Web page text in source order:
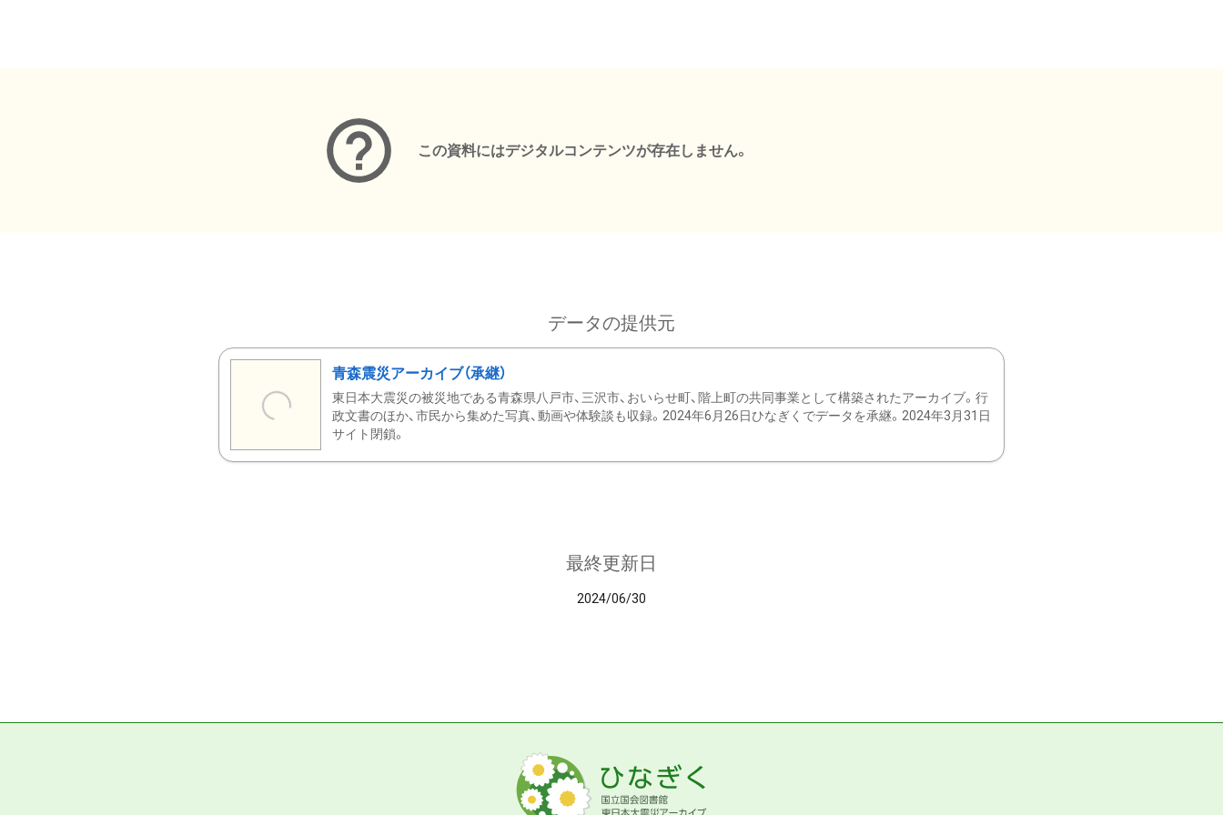
この資料にはデジタルコンテンツが存在しません。
データの提供元
青森震災アーカイブ（承継）
東日本大震災の被災地である青森県八戸市、三沢市、おいらせ町、階上町の共同事業として構築されたアーカイブ。行
政文書のほか、市民から集めた写真、動画や体験談も収録。2024年6月26日ひなぎくでデータを承継。2024年3月31日
サイト閉鎖。
最終更新日
2024/06/30